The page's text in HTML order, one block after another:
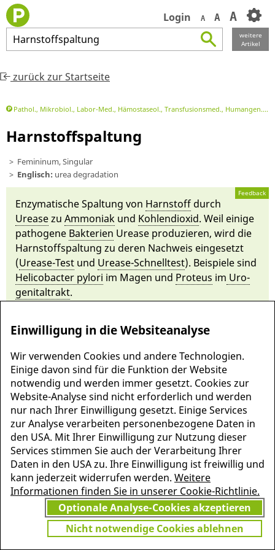
Login A A A
Harnstoffspaltung
weitere
Artikel
zurück zur Startseite
Pathol., Mikrobiol., Labor-Med., Hämostaseol., Transfusionsmed., Humangen.
Harnstoffspaltung
Femininum, Singular
Englisch: urea degradation
Feedback
Enzymatische Spaltung von Harnstoff durch
Ure­asezu Am­moni­ak und Kohlendioxid. Weil ei­ni­ge
patho­gene Bakteri­en Ure­ase pro­duzie­ren, wird die
Harnstoff­spaltung zu de­ren Nachweis ein­gesetzt
(Ure­ase-Test und Ure­ase-Schnell­test). Bei­spiele sind
Helicob­acter py­lori im Magen und Pro­teus im Uro­
ge­nital­trakt.
MEHR INFORMATIONEN
ZU PSCHYREMBEL
JETZT
GRATIS TESTEN
Einwilligung in die Websiteanalyse
Wir verwenden Cookies und andere Technologien.
Einige davon sind für die Funktion der Website
notwendig und werden immer gesetzt. Cookies zur
Website-Analyse sind nicht erforderlich und werden
nur nach Ihrer Einwilligung gesetzt. Einige Services
zur Analyse verarbeiten personenbezogene Daten in
den USA. Mit Ihrer Einwilligung zur Nutzung dieser
Services stimmen Sie auch der Verarbeitung Ihrer
Daten in den USA zu. Ihre Einwilligung ist freiwillig und
kann jederzeit widerrufen werden. Weitere
Informationen finden Sie in unserer Cookie-Richtlinie.
Optionale Analyse-Cookies akzeptieren
Nicht notwendige Cookies ablehnen